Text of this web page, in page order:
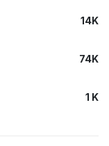
14K
74K
1 K